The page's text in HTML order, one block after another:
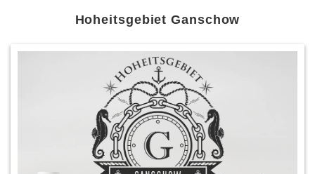
Hoheitsgebiet Ganschow